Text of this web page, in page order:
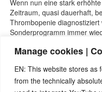
Manage cookies |
EN: This website stores as
from the technically
Wenn nun eine stark
Zeitraum, quasi dauerhaft,
Thrombopenie
Sonderprogramm immer
und hält sich durch rasch
hoch.
Quellen: